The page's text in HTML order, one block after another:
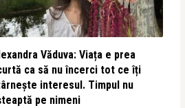
Văduva: Viața e prea
ca să nu încerci tot ce îți
interesul. Timpul nu
pe nimeni